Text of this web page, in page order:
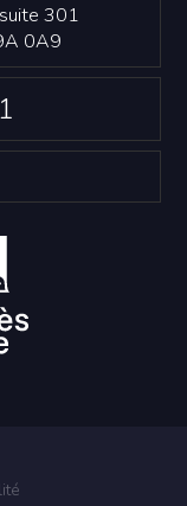
301
0A9